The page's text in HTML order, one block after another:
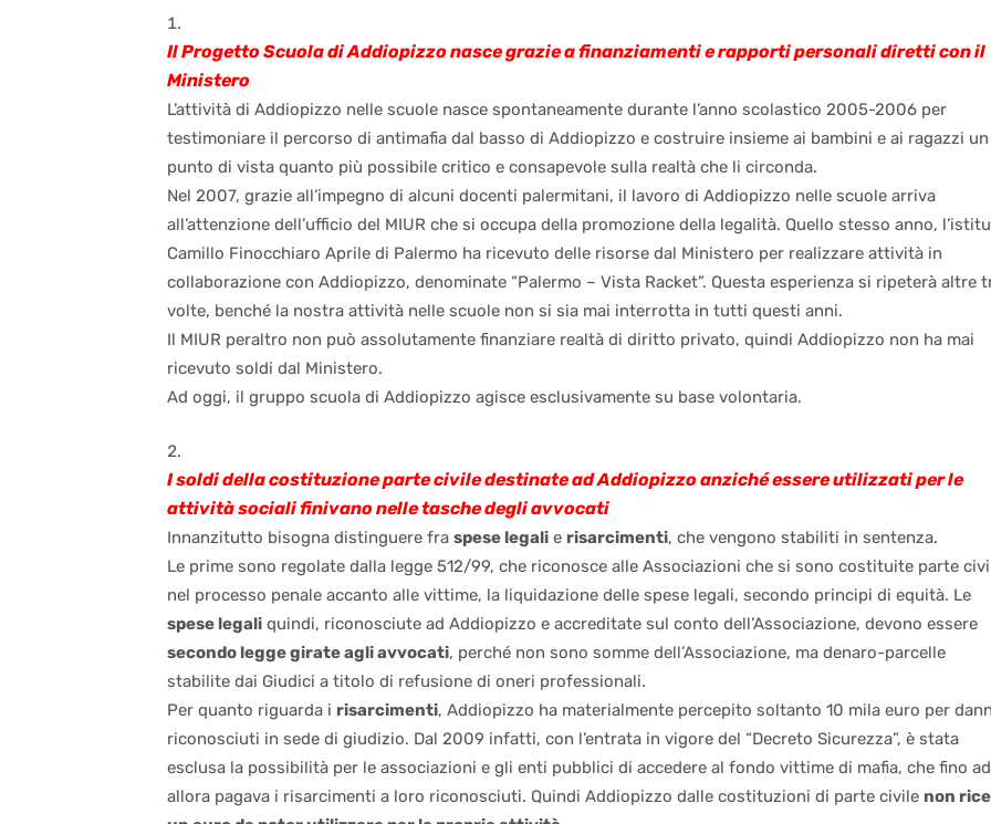
Il Progetto Scuola di Addiopizzo nasce grazie a finanziamenti e rapporti personali diretti con il
Ministero
L’attività di Addiopizzo nelle scuole nasce spontaneamente durante l’anno scolastico 2005-2006 per
testimoniare il percorso di antimafia dal basso di Addiopizzo e costruire insieme ai bambini e ai ragazzi un
punto di vista quanto più possibile critico e consapevole sulla realtà che li circonda.
Nel 2007, grazie all’impegno di alcuni docenti palermitani, il lavoro di Addiopizzo nelle scuole arriva
all’attenzione dell’ufficio del MIUR che si occupa della promozione della legalità. Quello stesso anno,
Camillo Finocchiaro Aprile di Palermo ha ricevuto delle risorse dal Ministero per realizzare attività in
collaborazione con Addiopizzo, denominate “Palermo – Vista Racket”. Questa esperienza si ripeterà altre
volte, benché la nostra attività nelle scuole non si sia mai interrotta in tutti questi anni.
Il MIUR peraltro non può assolutamente finanziare realtà di diritto privato, quindi Addiopizzo non ha mai
ricevuto soldi dal Ministero.
Ad oggi, il gruppo scuola di Addiopizzo agisce esclusivamente su base volontaria.
I soldi della costituzione parte civile destinate ad Addiopizzo anziché essere utilizzati per le
attività sociali finivano nelle tasche degli avvocati
Innanzitutto bisogna distinguere fra spese legali e risarcimenti, che vengono stabiliti in sentenza.
Le prime sono regolate dalla legge 512/99, che riconosce alle Associazioni che si sono costituite parte
nel processo penale accanto alle vittime, la liquidazione delle spese legali, secondo principi di equità. Le
spese legali quindi, riconosciute ad Addiopizzo e accreditate sul conto dell’Associazione, devono essere
secondo legge girate agli avvocati, perché non sono somme dell’Associazione, ma denaro-parcelle
stabilite dai Giudici a titolo di refusione di oneri professionali.
Per quanto riguarda i risarcimenti, Addiopizzo ha materialmente percepito soltanto 10 mila euro per
riconosciuti in sede di giudizio. Dal 2009 infatti, con l’entrata in vigore del “Decreto Sicurezza”, è stata
esclusa la possibilità per le associazioni e gli enti pubblici di accedere al fondo vittime di mafia, che fino ad
allora pagava i risarcimenti a loro riconosciuti. Quindi Addiopizzo dalle costituzioni di parte civile non